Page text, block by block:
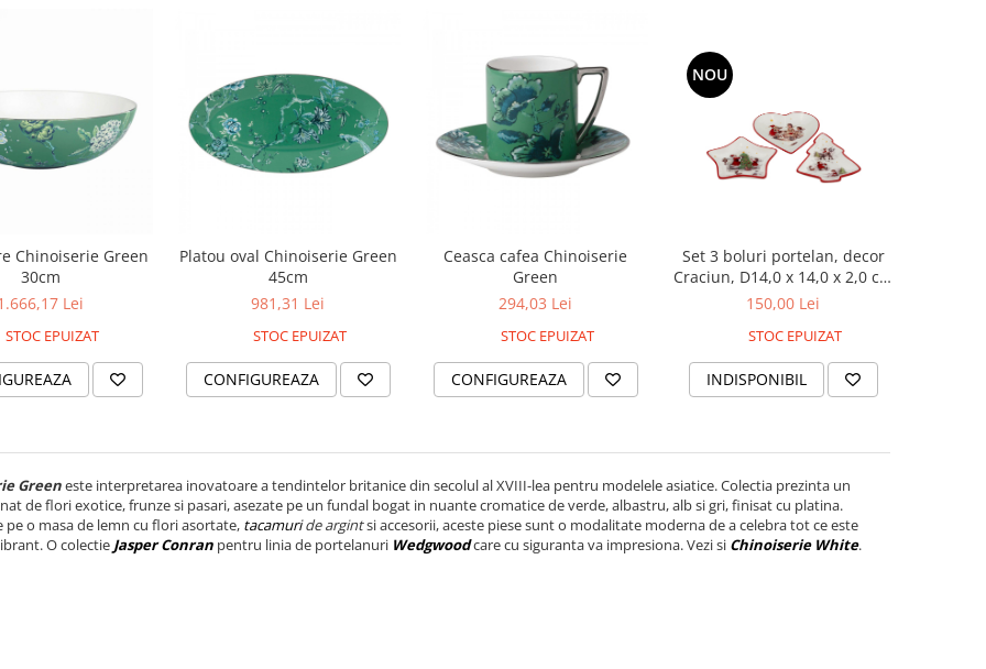
Chinoiserie Green
30cm
Lei
STOC EPUIZAT
Platou oval Chinoiserie Green
45cm
981,31 Lei
STOC EPUIZAT
CONFIGUREAZA
Ceasca cafea Chinoiserie
Green
294,03 Lei
STOC EPUIZAT
CONFIGUREAZA
NOU
Set 3 boluri portelan, decor
Craciun, D14,0 x 14,0 x 2,0 cm
fiecare
150,00 Lei
STOC EPUIZAT
INDISPONIBIL
Greeneste interpretarea inovatoare a tendintelor britanice din secolul al XVIII-lea pentru modelele asiatice. Colectia prezinta un
de flori exotice, frunze si pasari, asezate pe un fundal bogat in nuante cromatice de verde, albastru, alb si gri, finisat cu platina.
pe o masa de lemn cu flori asortate, tacamuride argintsi accesorii, aceste piese sunt o modalitate moderna de a celebra tot ce este
O colectie Jasper Conran pentru linia de portelanuri Wedgwoodcare cu siguranta va impresiona. Vezi si Chinoiserie White.